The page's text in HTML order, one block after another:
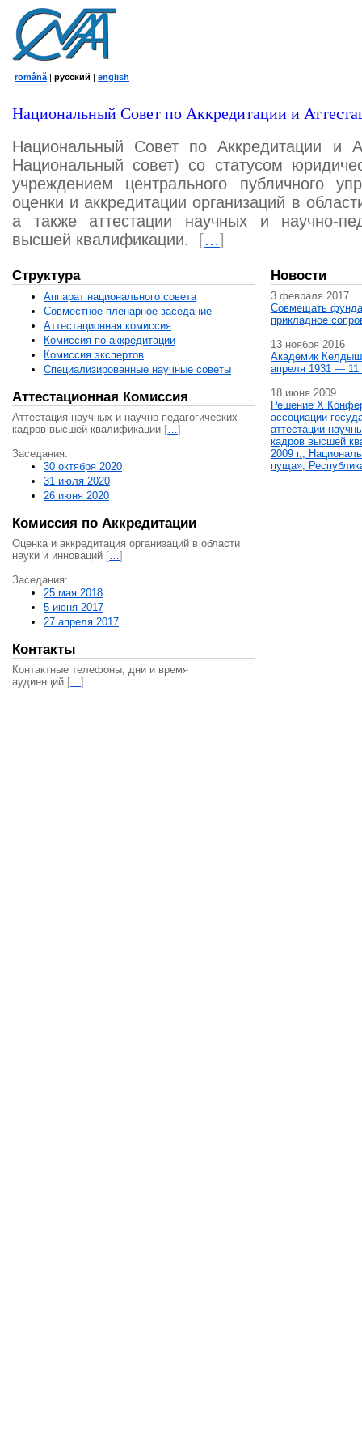
română | русский | english
Национальный Совет по Аккредитации и
Национальный Совет по Аккредитации и
Национальный совет) со статусом
учреждением центрального публичного
оценки и аккредитации организаций в
а также аттестации научных и научно-
высшей квалификации.
[…]
Структура
Аппарат национального совета
Совместное пленарное заседание
Аттестационная комисcия
Комиссия по аккредитации
Комиссия экспертов
Специализированные научные советы
Аттестационная Комиссия
Аттестация научных и научно-педагогических
кадров высшей квалификации […]
Заседания:
30 октября 2020
31 июля 2020
26 июня 2020
Комиссия по Аккредитации
Оценка и аккредитация организаций в области
науки и инноваций […]
Заседания:
25 мая 2018
5 июня 2017
27 апреля 2017
Контакты
Контактные телефоны, дни и время
аудиенций […]
Новости
3 февраля 2017
Совмещать
прикладное
13 ноября 2016
Академик
апреля 1931 — 11
18 июня 2009
Решение X
ассоциации
аттестации
кадров высшей
2009 г.,
пуща»,